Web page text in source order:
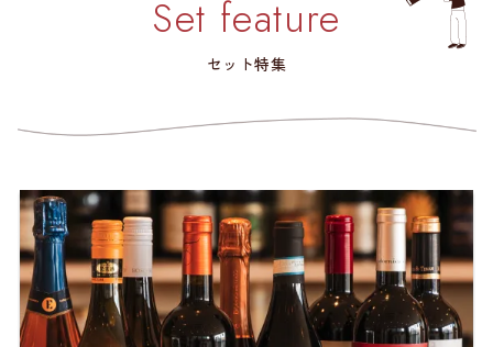
Set feature
セット特集